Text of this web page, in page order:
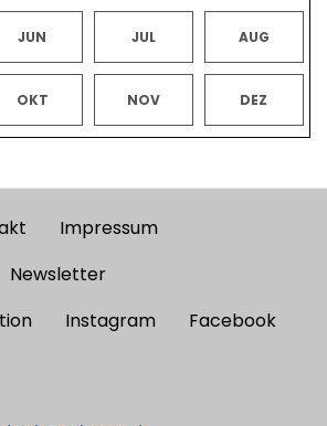
JUN JUL AUG
OKT NOV DEZ
Impressum
Newsletter
Instagram
Facebook